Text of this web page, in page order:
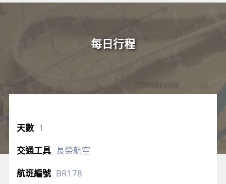
每日行程
1
長榮航空
BR178